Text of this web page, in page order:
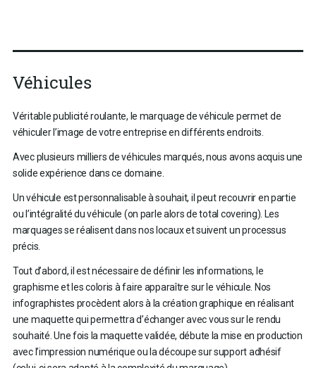
Véhicules
Véritable publicité roulante, le marquage de véhicule permet de
véhiculer l’image de votre entreprise en différents endroits.
Avec plusieurs milliers de véhicules marqués, nous avons acquis une
solide expérience dans ce domaine.
Un véhicule est personnalisable à souhait, il peut recouvrir en partie
ou l’intégralité du véhicule (on parle alors de total covering). Les
marquages se réalisent dans nos locaux et suivent un processus
précis.
Tout d’abord, il est nécessaire de définir les informations, le
graphisme et les coloris à faire apparaître sur le véhicule. Nos
infographistes procèdent alors à la création graphique en réalisant
une maquette qui permettra d’échanger avec vous sur le rendu
souhaité. Une fois la maquette validée, débute la mise en production
avec l’impression numérique ou la découpe sur support adhésif